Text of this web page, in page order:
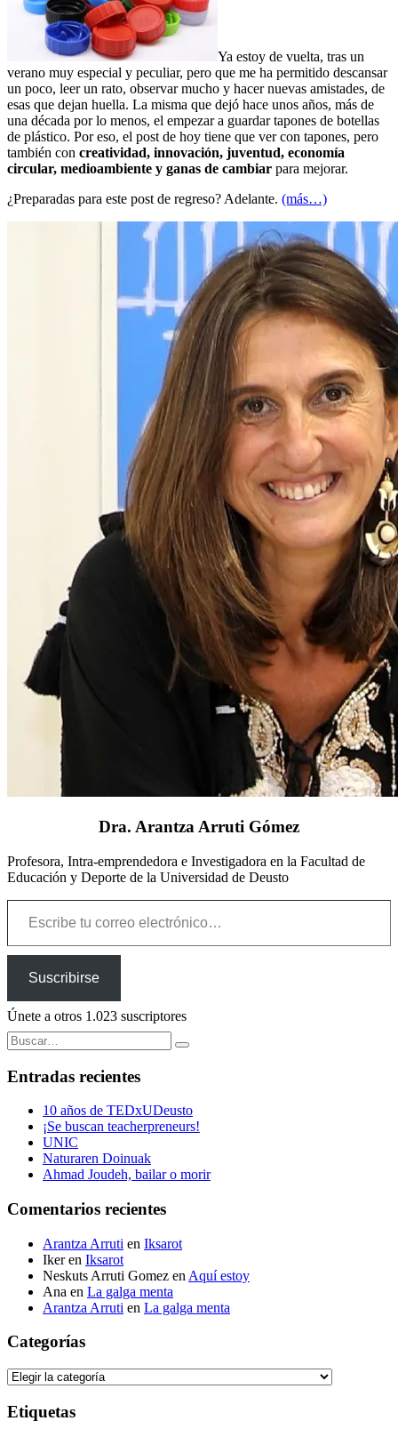
Ya estoy de vuelta, tras un
verano muy especial y peculiar, pero que me ha permitido descansar
un poco, leer un rato, observar mucho y hacer nuevas amistades, de
esas que dejan huella. La misma que dejó hace unos años, más de
una década por lo menos, el empezar a guardar tapones de botellas
de plástico. Por eso, el post de hoy tiene que ver con tapones, pero
también con creatividad, innovación, juventud, economía
circular, medioambiente y ganas de cambiar para mejorar.
¿Preparadas para este post de regreso? Adelante. (más…)
Dra. Arantza Arruti Gómez
Profesora, Intra-emprendedora e Investigadora en la Facultad de
Educación y Deporte de la Universidad de Deusto
Escribe tu correo electrónico…
Suscribirse
Únete a otros 1.023 suscriptores
Buscar:
Entradas recientes
10 años de TEDxUDeusto
¡Se buscan teacherpreneurs!
UNIC
Naturaren Doinuak
Ahmad Joudeh, bailar o morir
Comentarios recientes
Arantza Arruti en Iksarot
Ikeren Iksarot
Neskuts Arruti Gomez en Aquí estoy
Ana en La galga menta
Arantza Arruti en La galga menta
Categorías
Categorías
Etiquetas